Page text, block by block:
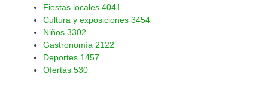
Fiestas locales 4041
Cultura y exposiciones 3454
Niños 3302
Gastronomía 2122
Deportes 1457
Ofertas 530